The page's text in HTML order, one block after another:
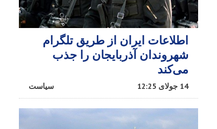
اطلاعات ایران از طریق تلگرام
شهروندان آذربایجان را جذب
می‌کند
سیاست 14 جولای 12:25